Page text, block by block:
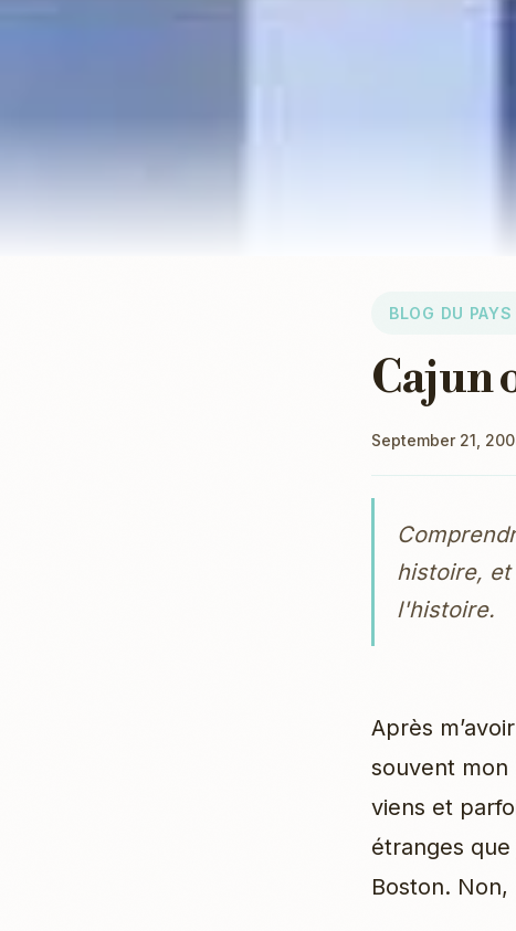
BLOG DU
Cajun
September 21,
histoire,
l'histoire.
Après
souvent mon
viens et
étranges que
Boston.